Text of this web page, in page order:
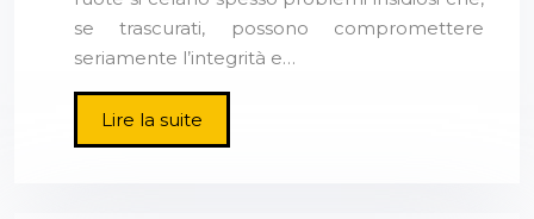
se trascurati, possono compromettere
seriamente l’integrità e…
Lire la suite